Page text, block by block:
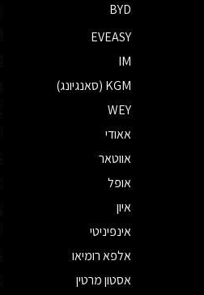
BYD
EVEASY
IM
KGM (סאנגיונג)
WEY
אאודי
אווטאר
אופל
איון
אינפיניטי
אלפא רומיאו
אסטון מרטין